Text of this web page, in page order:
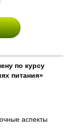
по курсу
питания»
аспекты